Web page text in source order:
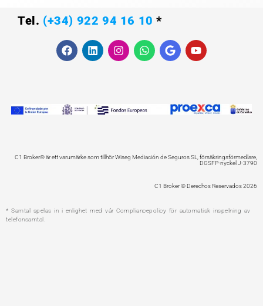
Tel. (+34) 922 94 16 10*
F
a
o
k
L
i
i
n
I
n
r
W
h
p
G
o
Y
o
e
C1 Broker® är ett varumärke som tillhör Wiseg Mediación de Seguros SL, försäkringsförmedlare,
DGSFP-nyckel J-3790
C1 Broker © Derechos Reservados 2026
* Samtal spelas in i enlighet med vår Compliancepolicy för automatisk inspelning av
telefonsamtal.